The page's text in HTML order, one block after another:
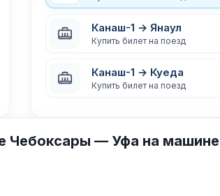
Канаш-1 → Янаул
Купить билет на поезд
Канаш-1 → Куеда
Купить билет на поезд
Чебоксары — Уфа на машине